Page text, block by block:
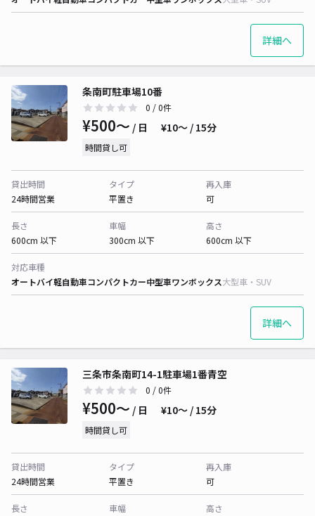
詳細へ
条南町駐車場10番
0 / 0件
¥500〜 / 日 ¥10〜 / 15分
時間貸し可
貸出時間
24時間営業
タイプ
平置き
再入庫
可
長さ
600cm 以下
車幅
300cm 以下
高さ
600cm 以下
対応車種
オートバイ軽自動車コンパクトカー中型車ワンボックス大型車・SUV
詳細へ
三条市条南町14-1駐車場1番青空
0 / 0件
¥500〜 / 日 ¥10〜 / 15分
時間貸し可
貸出時間
24時間営業
タイプ
平置き
再入庫
可
長さ
車幅
高さ